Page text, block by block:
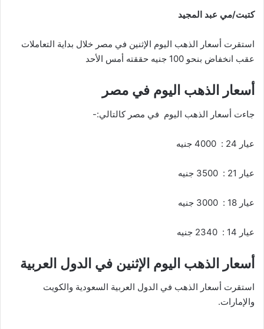
كتبت/مي عبد المجيد
استقرت أسعار الذهب اليوم الإثنين في مصر خلال بداية التعاملات
عقب انخفاض بنحو 100 جنيه حققته أمس الأحد
أسعار الذهب اليوم في مصر
جاءت أسعار الذهب اليوم في مصر كالتالي:-
عيار 24 : 4000 جنيه
عيار 21 : 3500 جنيه
عيار 18 : 3000 جنيه
عيار 14 : 2340 جنيه
أسعار الذهب اليوم الإثنين في الدول العربية
استقرت أسعار الذهب في الدول العربية السعودية والكويت
والإمارات.